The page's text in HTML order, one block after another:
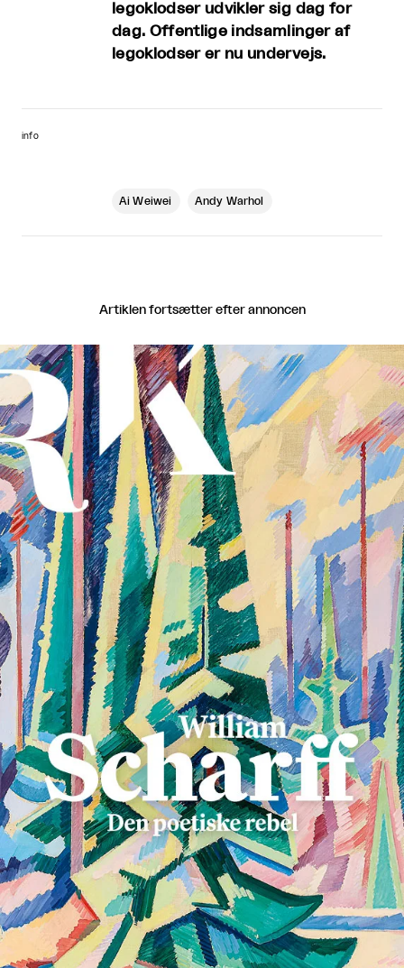
legoklodser udvikler sig dag for
dag. Offentlige indsamlinger af
legoklodser er nu undervejs.
info
Ai Weiwei Andy Warhol
Artiklen fortsætter efter annoncen